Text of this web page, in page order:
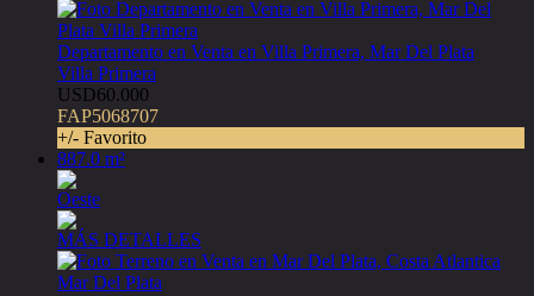
Departamento en Venta en Villa Primera, Mar Del Plata
Villa Primera
USD60.000
FAP5068707
+/- Favorito
887.0 m²
Oeste
MÁS DETALLES